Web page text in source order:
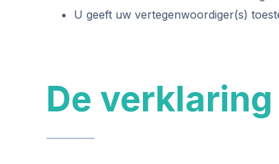
U geeft uw vertegenwoordiger(s)
De